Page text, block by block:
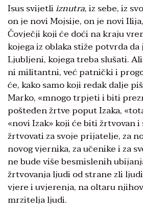
Isus svijetliiznutra, iz sebe, iz
on je novi Mojsije, on je novi
Čovječji koji će doći na kraju
kojega iz oblaka stiže potvrda da
Ljubljeni, kojega treba slušati.
ni militantni, već patnički i
će, kako samo koji redak dalje
Marko, «mnogo trpjeti i biti
pošteđen žrtve poput Izaka,
«novi Izak» koji će biti žrtvovan i
žrtvovati za svoje prijatelje, za
novog vjernika, za učenike i za
ne bude više besmislenih
žrtvovanja ljudi od strane zli
vjere i uvjerenja, na oltaru
mrzitelja ljudi.